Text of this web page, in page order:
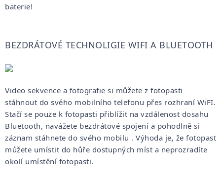
baterie!
BEZDRÁTOVÉ TECHNOLIGIE WIFI A BLUETOOTH
Video sekvence a fotografie si můžete z fotopasti
stáhnout do svého mobilního telefonu přes rozhraní WiFI.
Stačí se pouze k fotopasti přiblížit na vzdálenost dosahu
Bluetooth, navážete bezdrátové spojení a pohodlně si
záznam stáhnete do svého mobilu . Výhoda je, že fotopast
můžete umístit do hůře dostupných míst a neprozradíte
okolí umístění fotopasti.